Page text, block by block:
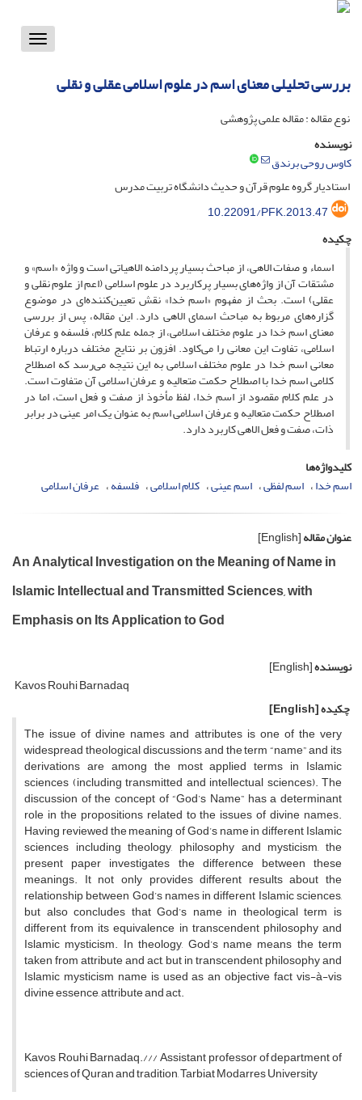
Toggle
بررسی تحلیلی معنای اسم در علوم اسلامی عقلی و نقلی
نوع مقاله : مقاله علمی پژوهشی
نویسنده
کاوس روحی برندق
استادیار گروه علوم قرآن و حدیث دانشگاه تربیت مدرس
10.22091/PFK.2013.47
چکیده
اسماء و صفات الاهی، از مباحث بسیار پردامنه الاهیاتی است و واژه «اسم» و
مشتقات آن از واژه‌های بسیار پرکاربرد در علوم اسلامی (اعم از علوم نقلی و
عقلی) است. بحث از مفهوم «اسم خدا» نقش تعیین‌کننده‌ای در موضوع
گزاره‌های مربوط به مباحث اسمای الاهی دارد. این مقاله، پس از بررسی
معنای اسم خدا در علوم مختلف اسلامی، از جمله علم کلام، فلسفه و عرفان
اسلامی، تفاوت این معانی را می‌کاود. افزون بر نتایج مختلف درباره ارتباط
معانی اسم خدا در علوم مختلف اسلامی به این نتیجه می‌رسد که اصطلاح
کلامی اسم خدا با اصطلاح حکمت متعالیه و عرفان اسلامی آن متفاوت است.
در علم کلام مقصود از اسم خدا، لفظ مأخوذ از صفت و فعل است، اما در
اصطلاح حکمت متعالیه و عرفان اسلامی اسم به عنوان یک امر عینی در برابر
ذات، صفت و فعل الاهی کاربرد دارد.
کلیدواژه‌ها
اسم خدا اسم لفظی اسم عینی کلام اسلامی فلسفه عرفان اسلامی
عنوان مقاله[English]
An Analytical Investigation on the Meaning of Name in
Islamic Intellectual and Transmitted Sciences, with
Emphasis on Its Application to God
نویسنده[English]
Kavos Rouhi Barnadaq
چکیده[English]
The issue of divine names and attributes is one of the very
widespread theological discussions and the term “name” and its
derivations are among the most applied terms in Islamic
sciences (including transmitted and intellectual sciences). The
discussion of the concept of “God’s Name” has a determinant
role in the propositions related to the issues of divine names.
Having reviewed the meaning of God’s name in different Islamic
sciences including theology, philosophy and mysticism, the
present paper investigates the difference between these
meanings. It not only provides different results about the
relationship between God’s names in different Islamic sciences,
but also concludes that God’s name in theological term is
different from its equivalence in transcendent philosophy and
Islamic mysticism. In theology, God’s name means the term
taken from attribute and act, but in transcendent philosophy and
Islamic mysticism name is used as an objective fact vis-à-vis
divine essence, attribute and act.
Kavos Rouhi Barnadaq./// Assistant professor of department of
sciences of Quran and tradition, Tarbiat Modarres University